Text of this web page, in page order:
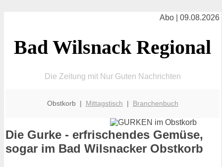
Abo | 09.08.2026
Bad Wilsnack Regional
Die Zeitung mit Nur Guten Nachrichten
Obstkorb | Mittagstisch | Branchenbuch
Die Gurke - erfrischendes Gemüse,
sogar im Bad Wilsnacker Obstkorb